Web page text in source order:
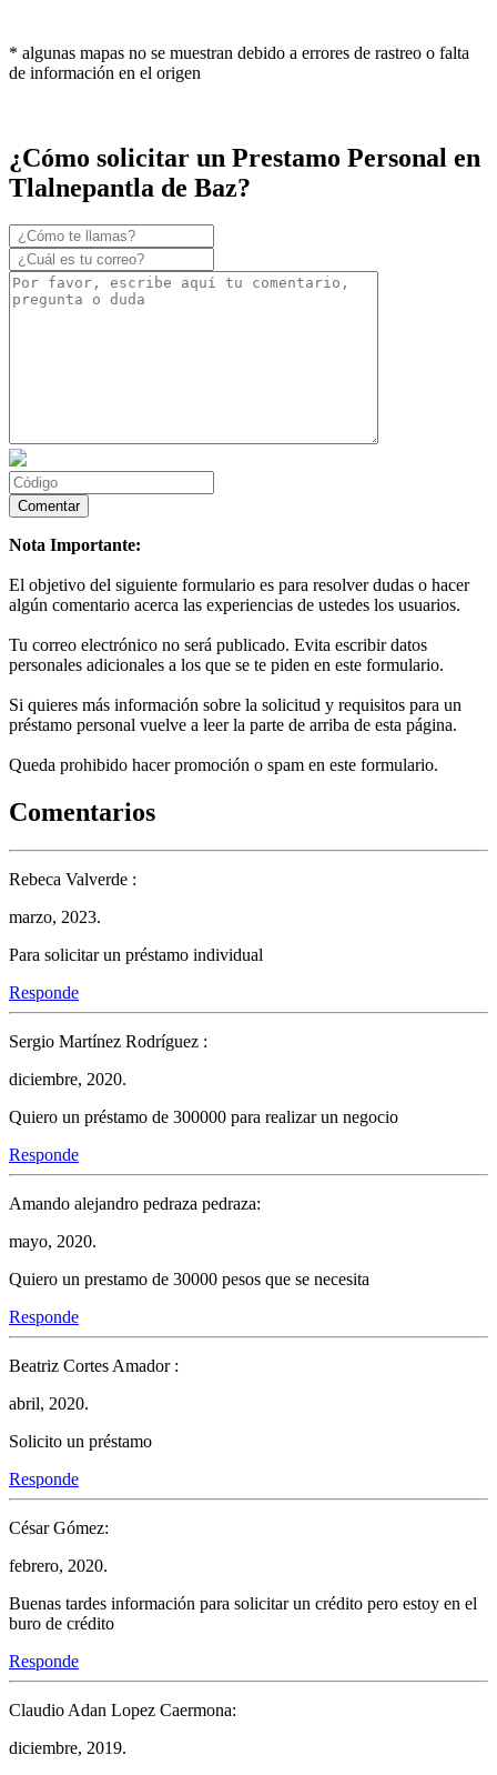
* algunas mapas no se muestran debido a errores de rastreo o falta
de información en el origen
¿Cómo solicitar un Prestamo Personal en
Tlalnepantla de Baz?
Nota Importante:
El objetivo del siguiente formulario es para resolver dudas o hacer
algún comentario acerca las experiencias de ustedes los usuarios.
Tu correo electrónico no será publicado. Evita escribir datos
personales adicionales a los que se te piden en este formulario.
Si quieres más información sobre la solicitud y requisitos para un
préstamo personal vuelve a leer la parte de arriba de esta página.
Queda prohibido hacer promoción o spam en este formulario.
Comentarios
Rebeca Valverde :
marzo, 2023.
Para solicitar un préstamo individual
Responde
Sergio Martínez Rodríguez :
diciembre, 2020.
Quiero un préstamo de 300000 para realizar un negocio
Responde
Amando alejandro pedraza pedraza:
mayo, 2020.
Quiero un prestamo de 30000 pesos que se necesita
Responde
Beatriz Cortes Amador :
abril, 2020.
Solicito un préstamo
Responde
César Gómez:
febrero, 2020.
Buenas tardes información para solicitar un crédito pero estoy en el
buro de crédito
Responde
Claudio Adan Lopez Caermona:
diciembre, 2019.